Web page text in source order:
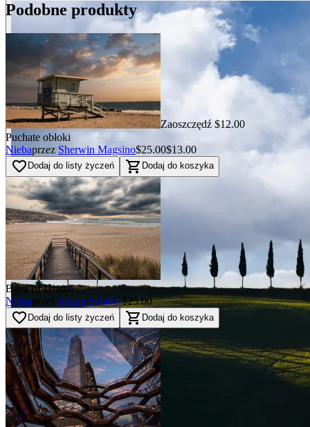
Podobne produkty
Zaoszczędź $12.00
Puchate obłoki
Niebaprzez Sherwin Magsino$25.00$13.00
favorite_border Dodaj do listy życzeń shopping_cart Dodaj do koszyka
Burst of Drama
Nieba przez Stefan Schäfer$25.00
favorite_border Dodaj do listy życzeń shopping_cart Dodaj do koszyka